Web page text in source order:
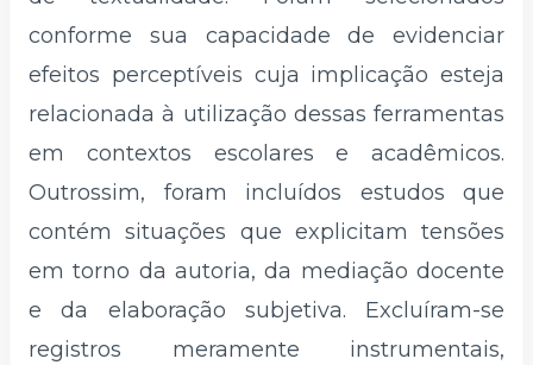
conforme sua capacidade de evidenciar
efeitos perceptíveis cuja implicação esteja
relacionada à utilização dessas ferramentas
em contextos escolares e acadêmicos.
Outrossim, foram incluídos estudos que
contém situações que explicitam tensões
em torno da autoria, da mediação docente
e da elaboração subjetiva. Excluíram-se
registros meramente instrumentais,